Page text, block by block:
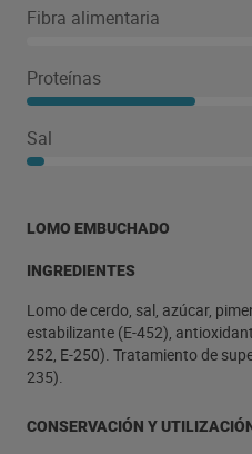
Fibra alimentaria
Proteínas
Sal
LOMO EMBUCHADO
INGREDIENTES
Lomo de cerdo, sal, azúcar,
estabilizante (E-452),
252, E-250). Tratamiento de
235).
CONSERVACIÓN Y